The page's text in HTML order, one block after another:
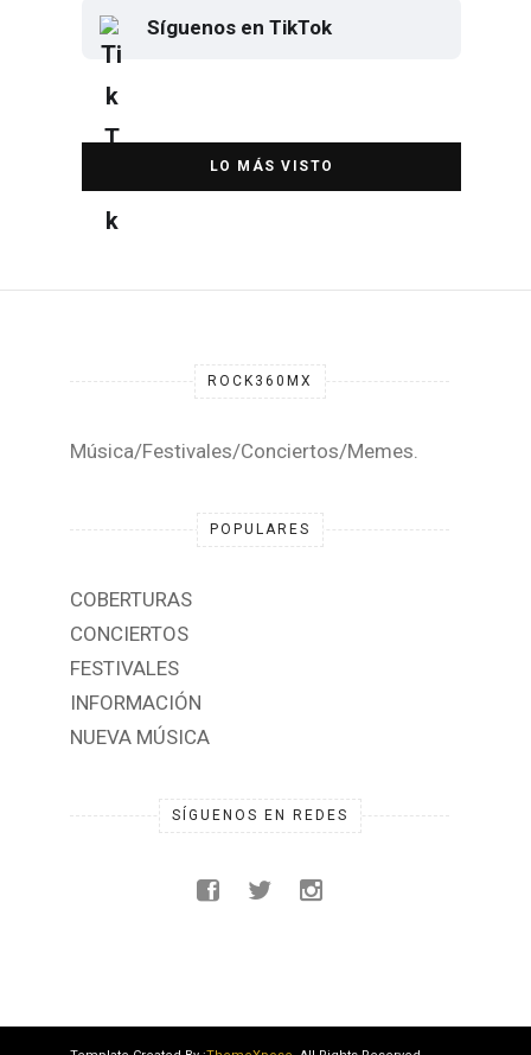
Síguenos en TikTok
DESTACADA
Elton John regresa a CDMX para
despedirse en el Estadio Banorte
ROCK360MX
Música/Festivales/Conciertos/Memes.
POPULARES
COBERTURAS
CONCIERTOS
FESTIVALES
INFORMACIÓN
NUEVA MÚSICA
SÍGUENOS EN REDES